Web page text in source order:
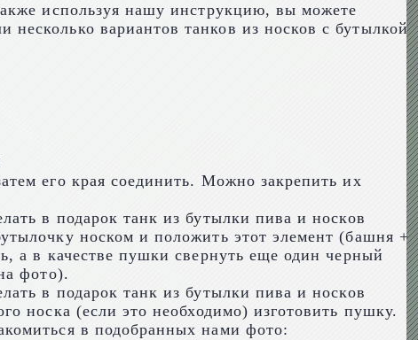
используя нашу инструкцию, вы можете
вариантов танков из носков с бутылкой
его края соединить. Можно закрепить их
носком и положить этот элемент (башня +
а в качестве пушки свернуть еще один черный
фото).
носка (если это необходимо) изготовить пушку.
в подобранных нами фото: